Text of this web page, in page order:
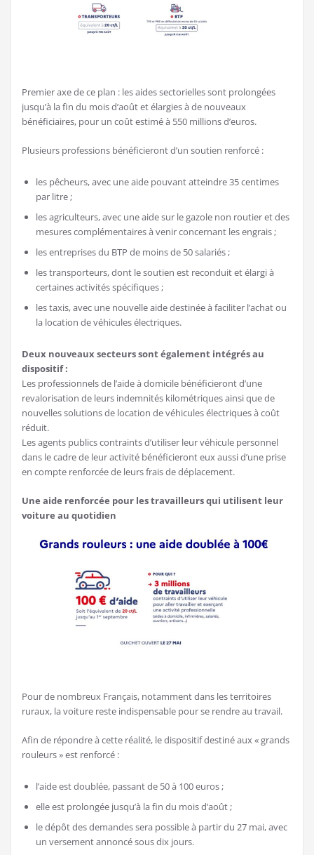
Premier axe de ce plan : les aides sectorielles sont prolongées
jusqu’à la fin du mois d’août et élargies à de nouveaux
bénéficiaires, pour un coût estimé à 550 millions d’euros.
Plusieurs professions bénéficieront d’un soutien renforcé :
les pêcheurs, avec une aide pouvant atteindre 35 centimes
par litre ;
les agriculteurs, avec une aide sur le gazole non routier et des
mesures complémentaires à venir concernant les engrais ;
les entreprises du BTP de moins de 50 salariés ;
les transporteurs, dont le soutien est reconduit et élargi à
certaines activités spécifiques ;
les taxis, avec une nouvelle aide destinée à faciliter l’achat ou
la location de véhicules électriques.
Deux nouveaux secteurs sont également intégrés au
dispositif :
Les professionnels de l’aide à domicile bénéficieront d’une
revalorisation de leurs indemnités kilométriques ainsi que de
nouvelles solutions de location de véhicules électriques à coût
réduit.
Les agents publics contraints d’utiliser leur véhicule personnel
dans le cadre de leur activité bénéficieront eux aussi d’une prise
en compte renforcée de leurs frais de déplacement.
Une aide renforcée pour les travailleurs qui utilisent leur
voiture au quotidien
Pour de nombreux Français, notamment dans les territoires
ruraux, la voiture reste indispensable pour se rendre au travail.
Afin de répondre à cette réalité, le dispositif destiné aux « grands
rouleurs » est renforcé :
l’aide est doublée, passant de 50 à 100 euros ;
elle est prolongée jusqu’à la fin du mois d’août ;
le dépôt des demandes sera possible à partir du 27 mai, avec
un versement annoncé sous dix jours.